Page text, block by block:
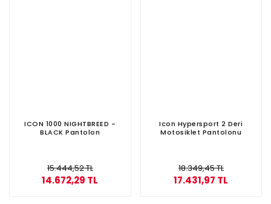
ICON 1000 NIGHTBREED -
BLACK Pantolon
15.444,52 TL
14.672,29 TL
Icon Hypersport 2 Deri
Motosiklet Pantolonu
18.349,45 TL
17.431,97 TL